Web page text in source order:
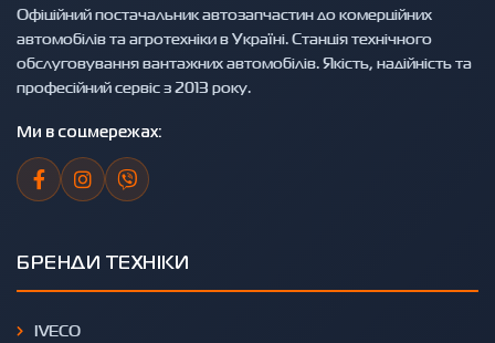
Офіційний постачальник автозапчастин до комерційних
автомобілів та агротехніки в Україні. Станція технічного
обслуговування вантажних автомобілів. Якість, надійність та
професійний сервіс з 2013 року.
Ми в соцмережах:
БРЕНДИ ТЕХНІКИ
IVECO